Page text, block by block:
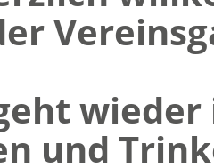
wieder
und